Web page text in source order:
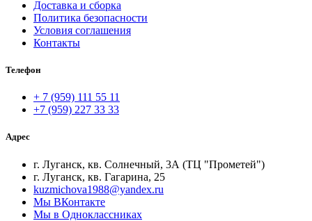
Доставка и сборка
Политика безопасности
Условия соглашения
Контакты
Телефон
+ 7 (959) 111 55 11
+7 (959) 227 33 33
Адрес
г. Луганск, кв. Солнечный, 3А (ТЦ "Прометей")
г. Луганск, кв. Гагарина, 25
kuzmichova1988@yandex.ru
Мы ВКонтакте
Мы в Одноклассниках